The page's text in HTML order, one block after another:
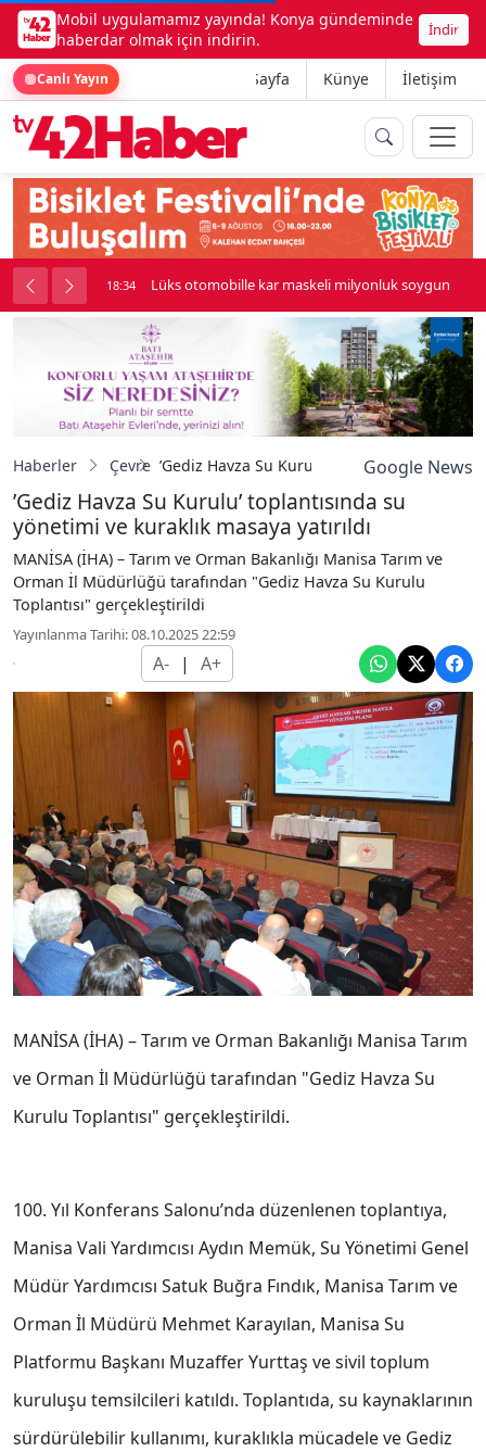
Mobil uygulamamız yayında! Konya gündeminde
haberdar olmak için indirin.
İndir
Canlı Yayın Ana Sayfa Künye İletişim
kavga çıktı 18:34 Lüks otomobille kar maskeli milyonluk soygun
Haberler Çevre ’Gediz Havza Su Kurulu’ toplantısında su
Google News
’Gediz Havza Su Kurulu’ toplantısında su
yönetimi ve kuraklık masaya yatırıldı
MANİSA (İHA) – Tarım ve Orman Bakanlığı Manisa Tarım ve
Orman İl Müdürlüğü tarafından "Gediz Havza Su Kurulu
Toplantısı" gerçekleştirildi
Yayınlanma Tarihi: 08.10.2025 22:59
A- | A+
MANİSA (İHA) – Tarım ve Orman Bakanlığı Manisa Tarım
ve Orman İl Müdürlüğü tarafından "Gediz Havza Su
Kurulu Toplantısı" gerçekleştirildi.
100. Yıl Konferans Salonu’nda düzenlenen toplantıya,
Manisa Vali Yardımcısı Aydın Memük, Su Yönetimi Genel
Müdür Yardımcısı Satuk Buğra Fındık, Manisa Tarım ve
Orman İl Müdürü Mehmet Karayılan, Manisa Su
Platformu Başkanı Muzaffer Yurttaş ve sivil toplum
kuruluşu temsilcileri katıldı. Toplantıda, su kaynaklarının
sürdürülebilir kullanımı, kuraklıkla mücadele ve Gediz